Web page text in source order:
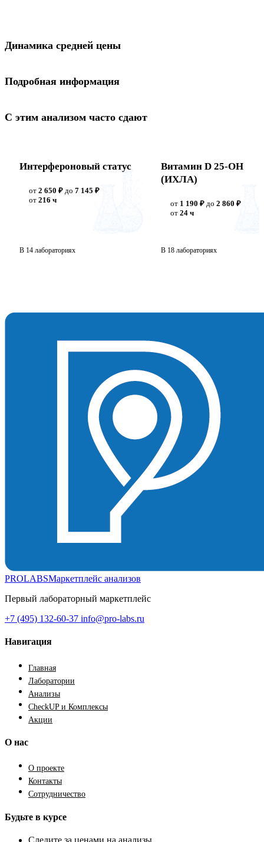
Динамика средней цены
Подробная информация
С этим анализом часто сдают
Интерфероновый статус
от 2 650 ₽ до 7 145 ₽
от 216 ч
В 14 лабораториях
Витамин D 25-ОН
(ИХЛА)
от 1 190 ₽ до 2 860 ₽
от 24 ч
В 18 лабораториях
PROLABSМаркетплейс анализов
Первый лабораторный маркетплейс
+7 (495) 132-60-37 info@pro-labs.ru
Навигация
Главная
Лаборатории
Анализы
CheckUP и Комплексы
Акции
О нас
О проекте
Контакты
Сотрудничество
Будьте в курсе
Следите за ценами на анализы